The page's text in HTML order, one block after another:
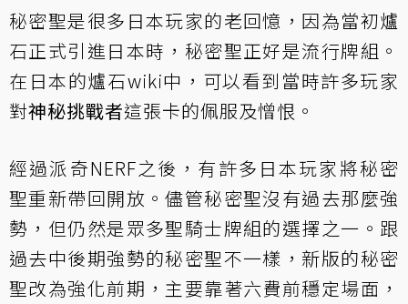
秘密聖是很多日本玩家的老回憶，因為當初爐
石正式引進日本時，秘密聖正好是流行牌組。
在日本的爐石wiki中，可以看到當時許多玩家
對神秘挑戰者這張卡的佩服及憎恨。
經過派奇NERF之後，有許多日本玩家將秘密
聖重新帶回開放。儘管秘密聖沒有過去那麼強
勢，但仍然是眾多聖騎士牌組的選擇之一。跟
過去中後期強勢的秘密聖不一樣，新版的秘密
聖改為強化前期，主要靠著六費前穩定場面，